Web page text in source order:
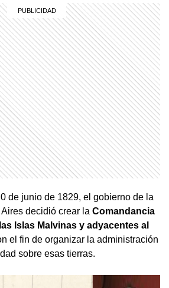
de junio de 1829, el gobierno de la
decidió crear la Comandancia
Islas Malvinas y adyacentes al
el fin de organizar la administración
sobre esas tierras.